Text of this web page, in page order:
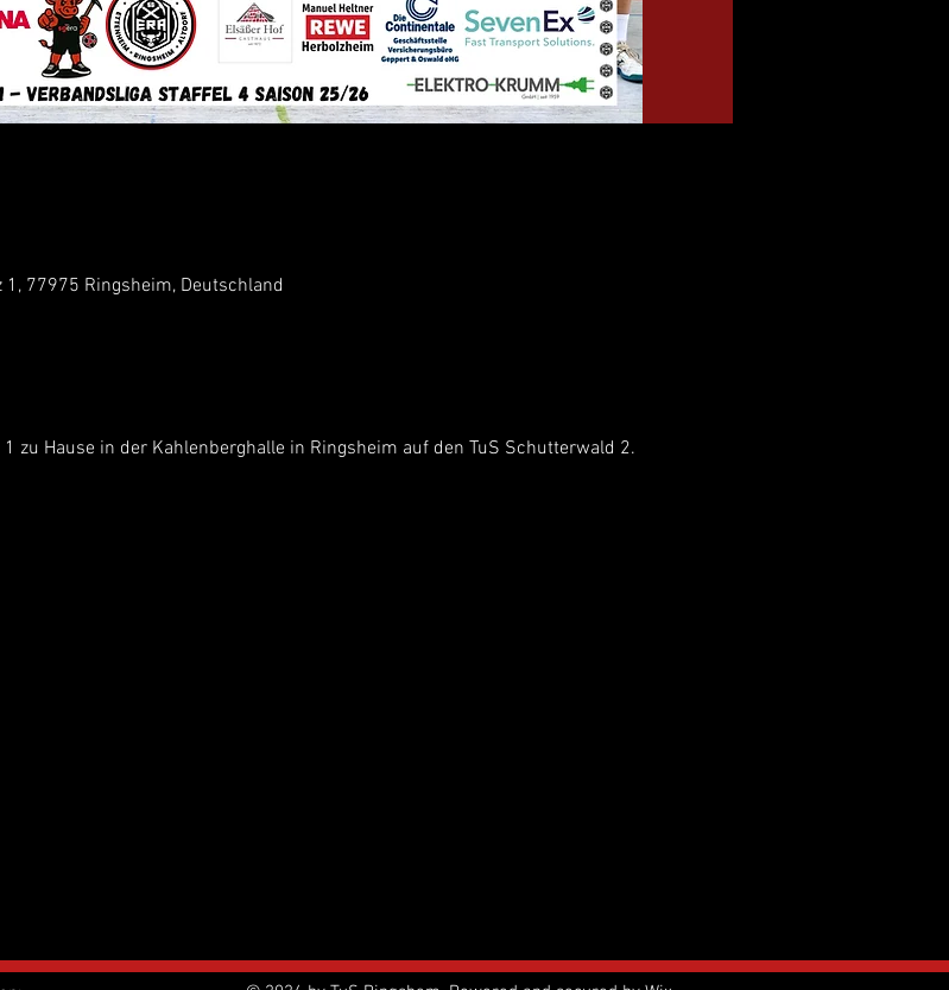
77975 Ringsheim, Deutschland
zu Hause in der Kahlenberghalle in Ringsheim auf den TuS Schutterwald 2.